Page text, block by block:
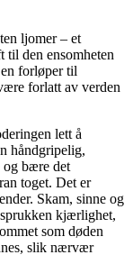
ljomer – et
til den ensomheten
forløper til
forlatt av verden
lett å
håndgripelig,
og bære det
toget. Det er
Skam, sinne og
kjærlighet,
som døden
slik nærvær